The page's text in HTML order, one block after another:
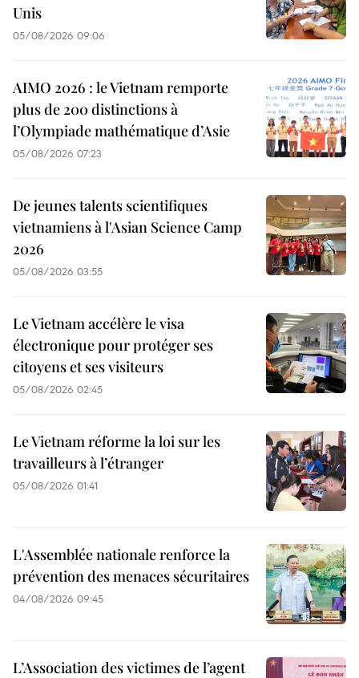
Unis
05/08/2026 09:06
AIMO 2026 : le Vietnam remporte
plus de 200 distinctions à
l’Olympiade mathématique d’Asie
05/08/2026 07:23
De jeunes talents scientifiques
vietnamiens à l'Asian Science Camp
2026
05/08/2026 03:55
Le Vietnam accélère le visa
électronique pour protéger ses
citoyens et ses visiteurs
05/08/2026 02:45
Le Vietnam réforme la loi sur les
travailleurs à l’étranger
05/08/2026 01:41
L'Assemblée nationale renforce la
prévention des menaces sécuritaires
04/08/2026 09:45
L’Association des victimes de l’agent